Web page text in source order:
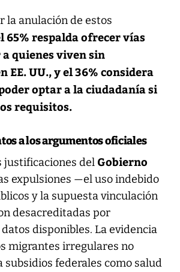
la anulación de estos
65% respalda ofrecer vías
quienes viven sin
EE. UU., y el 36% considera
optar a la ciudadanía si
requisitos.
a los argumentos oficiales
justificaciones del Gobierno
expulsiones —el uso indebido
y la supuesta vinculación
desacreditadas por
disponibles. La evidencia
migrantes irregulares no
subsidios federales como salud